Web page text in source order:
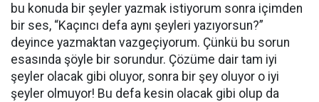
bu konuda bir şeyler yazmak istiyorum sonra içimden
bir ses, “Kaçıncı defa aynı şeyleri yazıyorsun?”
deyince yazmaktan vazgeçiyorum. Çünkü bu sorun
esasında şöyle bir sorundur. Çözüme dair tam iyi
şeyler olacak gibi oluyor, sonra bir şey oluyor o iyi
şeyler olmuyor! Bu defa kesin olacak gibi olup da